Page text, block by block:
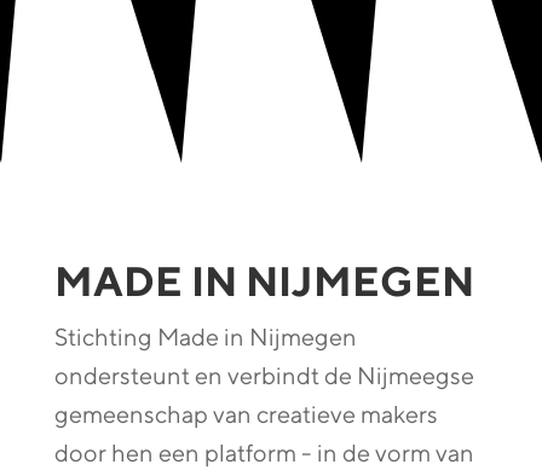
MADE IN NIJMEGEN
Stichting Made in Nijmegen
ondersteunt en verbindt de Nijmeegse
gemeenschap van creatieve makers
door hen een platform - in de vorm van